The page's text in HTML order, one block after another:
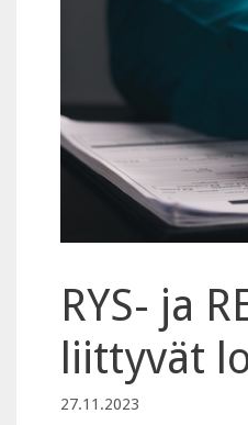
RYS- ja
liittyvät
27.11.2023